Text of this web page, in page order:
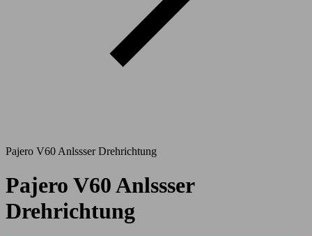
Pajero V60 Anlssser Drehrichtung
Pajero V60 Anlssser
Drehrichtung